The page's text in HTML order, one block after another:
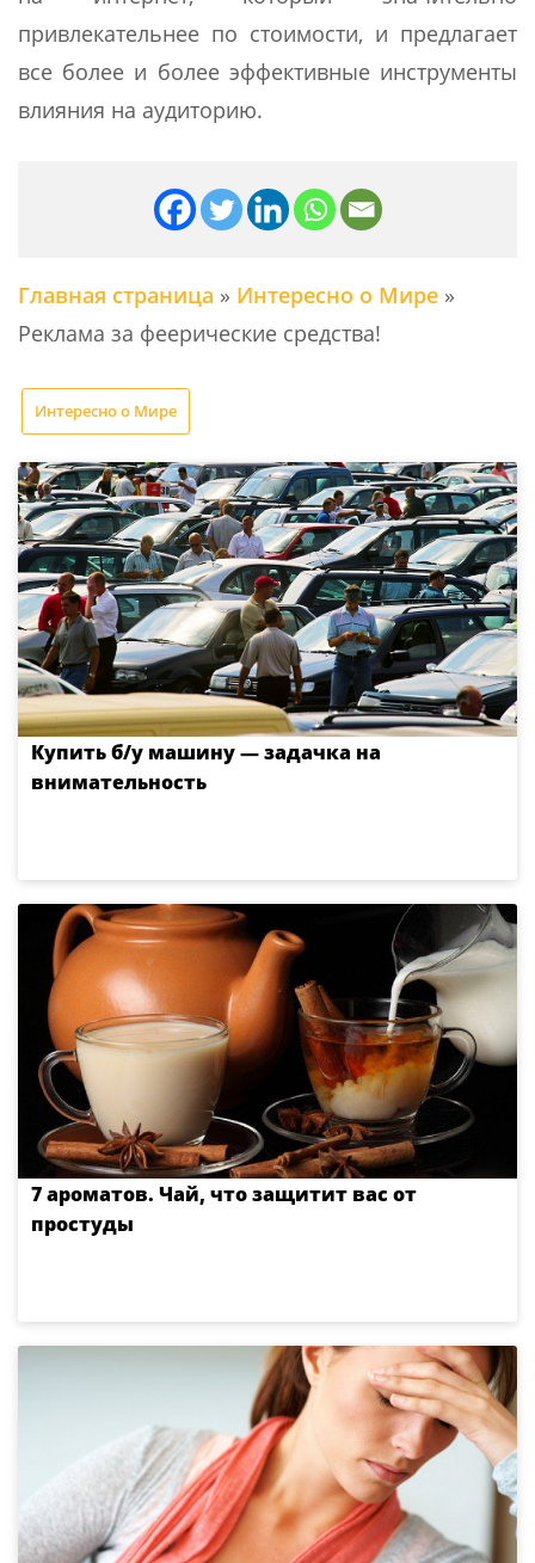
привлекательнее по стоимости, и предлагает
все более и более эффективные инструменты
влияния на аудиторию.
Главная страница » Интересно о Мире »
Реклама за феерические средства!
Интересно о Мире
Купить б/у машину — задачка на
внимательность
7 ароматов. Чай, что защитит вас от
простуды